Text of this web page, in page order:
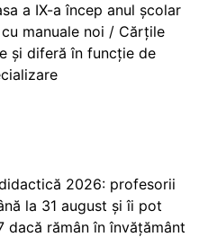
a IX-a încep anul școlar
manuale noi / Cărțile
și diferă în funcție de
2026: profesorii
la 31 august și îi pot
rămân în învățământ